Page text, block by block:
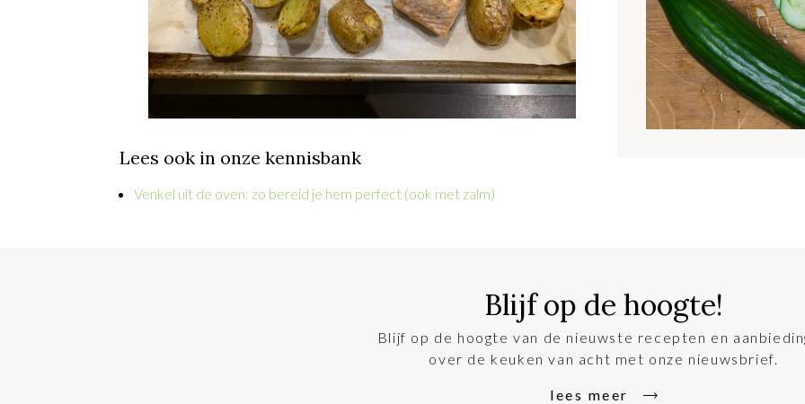
Lees ook in onze kennisbank
Venkel uit de oven: zo bereid je hem perfect (ook met zalm)
Blijf op de hoogte!
Blijf op de hoogte van de nieuwste recepten en
over de keuken van acht met onze nieuwsbrief.
lees meer